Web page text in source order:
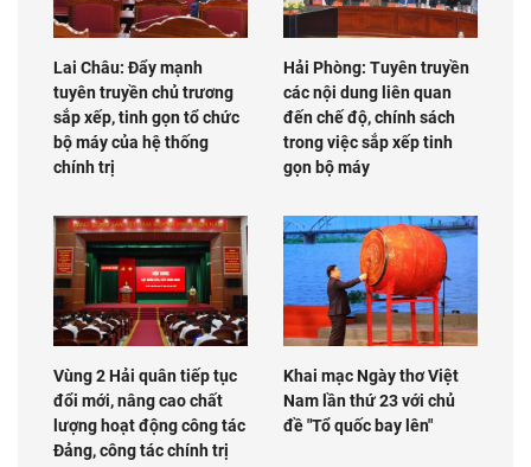
Lai Châu: Đẩy mạnh
tuyên truyền chủ trương
sắp xếp, tinh gọn tổ chức
bộ máy của hệ thống
chính trị
Hải Phòng: Tuyên truyền
các nội dung liên quan
đến chế độ, chính sách
trong việc sắp xếp tinh
gọn bộ máy
Vùng 2 Hải quân tiếp tục
đổi mới, nâng cao chất
lượng hoạt động công tác
Đảng, công tác chính trị
Khai mạc Ngày thơ Việt
Nam lần thứ 23 với chủ
đề "Tổ quốc bay lên"